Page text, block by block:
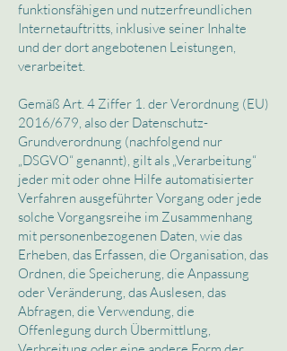
funktionsfähigen und nutzerfreundlichen
Internetauftritts, inklusive seiner Inhalte
und der dort angebotenen Leistungen,
verarbeitet.
Gemäß Art. 4 Ziffer 1. der Verordnung (EU)
2016/679, also der Datenschutz-
Grundverordnung (nachfolgend nur
„DSGVO“ genannt), gilt als „Verarbeitung“
jeder mit oder ohne Hilfe automatisierter
Verfahren ausgeführter Vorgang oder jede
solche Vorgangsreihe im Zusammenhang
mit personenbezogenen Daten, wie das
Erheben, das Erfassen, die Organisation, das
Ordnen, die Speicherung, die Anpassung
oder Veränderung, das Auslesen, das
Abfragen, die Verwendung, die
Offenlegung durch Übermittlung,